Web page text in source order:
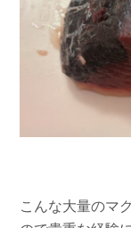
こんな大量のマ